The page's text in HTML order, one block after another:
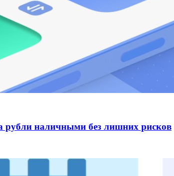
рубли наличными без лишних рисков